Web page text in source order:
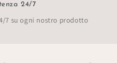
24/7
7 su ogni nostro prodotto